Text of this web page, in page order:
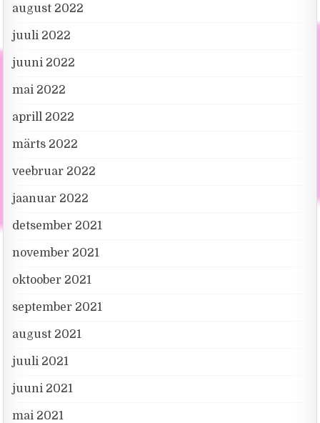
august 2022
juuli 2022
juuni 2022
mai 2022
aprill 2022
märts 2022
veebruar 2022
jaanuar 2022
detsember 2021
november 2021
oktoober 2021
september 2021
august 2021
juuli 2021
juuni 2021
mai 2021